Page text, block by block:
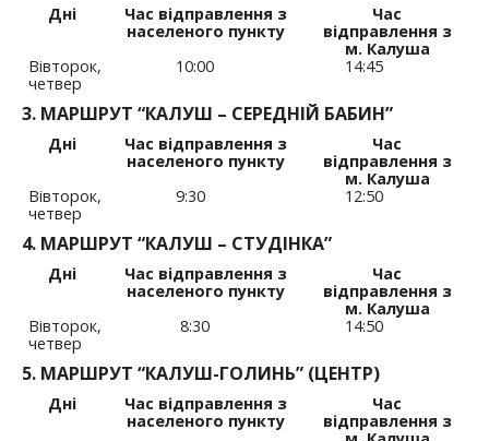
Дні
Час відправлення з
населеного пункту
Час
відправлення з
м. Калуша
Вівторок,
четвер
10:00 14:45
3. МАРШРУТ “КАЛУШ – СЕРЕДНІЙ БАБИН”
Дні
Час відправлення з
населеного пункту
Час
відправлення з
м. Калуша
Вівторок,
четвер
9:30 12:50
4. МАРШРУТ “КАЛУШ – СТУДІНКА”
Дні
Час відправлення з
населеного пункту
Час
відправлення з
м. Калуша
Вівторок,
четвер
8:30 14:50
5. МАРШРУТ “КАЛУШ-ГОЛИНЬ” (ЦЕНТР)
Дні
Час відправлення з
населеного пункту
Час
відправлення з